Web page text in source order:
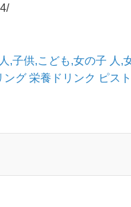
人,子供,こども,女の子 人,
ング 栄養ドリンク ピス